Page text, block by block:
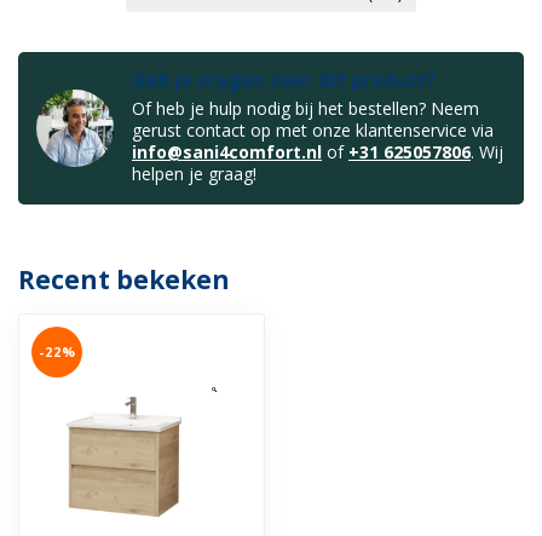
Heb je vragen over dit product?
Of heb je hulp nodig bij het bestellen? Neem
gerust contact op met onze klantenservice via
info@sani4comfort.nl of +31 625057806. Wij
helpen je graag!
Recent bekeken
-22%